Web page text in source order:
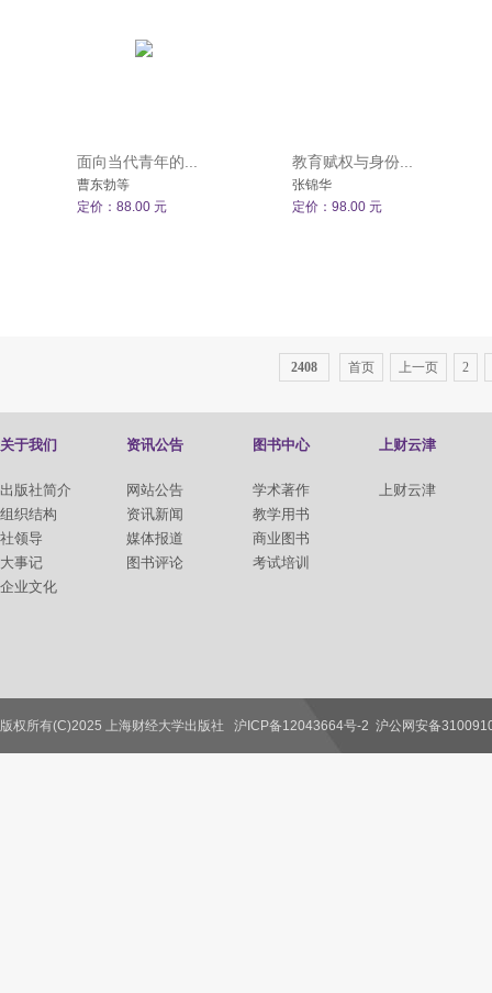
面向当代青年的...
曹东勃等
定价：88.00 元
教育赋权与身份...
张锦华
定价：98.00 元
2408 首页 上一页 2
关于我们
出版社简介
组织结构
社领导
大事记
企业文化
资讯公告
网站公告
资讯新闻
媒体报道
图书评论
图书中心
学术著作
教学用书
商业图书
考试培训
上财云津
上财云津
联系我们
版权所有(C)2025 上海财经大学出版社 沪ICP备12043664号-2 沪公网安备